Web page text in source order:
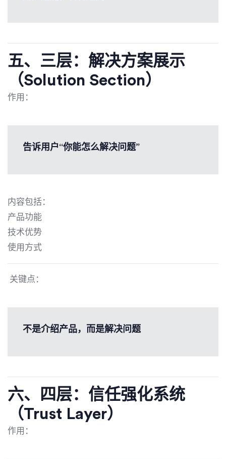
五、三层：解决方案展示
（Solution Section）
作用：
告诉用户“你能怎么解决问题”
内容包括：
产品功能
技术优势
使用方式
关键点：
不是介绍产品，而是解决问题
六、四层：信任强化系统
（Trust Layer）
作用：